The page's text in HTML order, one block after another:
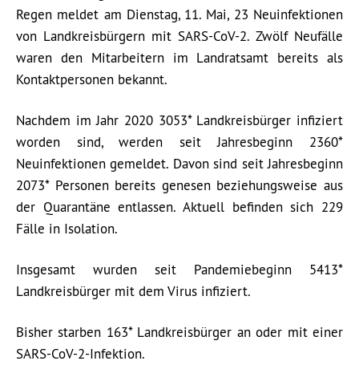
Regen meldet am Dienstag, 11. Mai, 23 Neuinfektionen
von Landkreisbürgern mit SARS-CoV-2. Zwölf Neufälle
waren den Mitarbeitern im Landratsamt bereits als
Kontaktpersonen bekannt.
Nachdem im Jahr 2020 3053* Landkreisbürger infiziert
worden sind, werden seit Jahresbeginn 2360*
Neuinfektionen gemeldet. Davon sind seit Jahresbeginn
2073* Personen bereits genesen beziehungsweise aus
der Quarantäne entlassen. Aktuell befinden sich 229
Fälle in Isolation.
Insgesamt wurden seit Pandemiebeginn 5413*
Landkreisbürger mit dem Virus infiziert.
Bisher starben 163* Landkreisbürger an oder mit einer
SARS-CoV-2-Infektion.